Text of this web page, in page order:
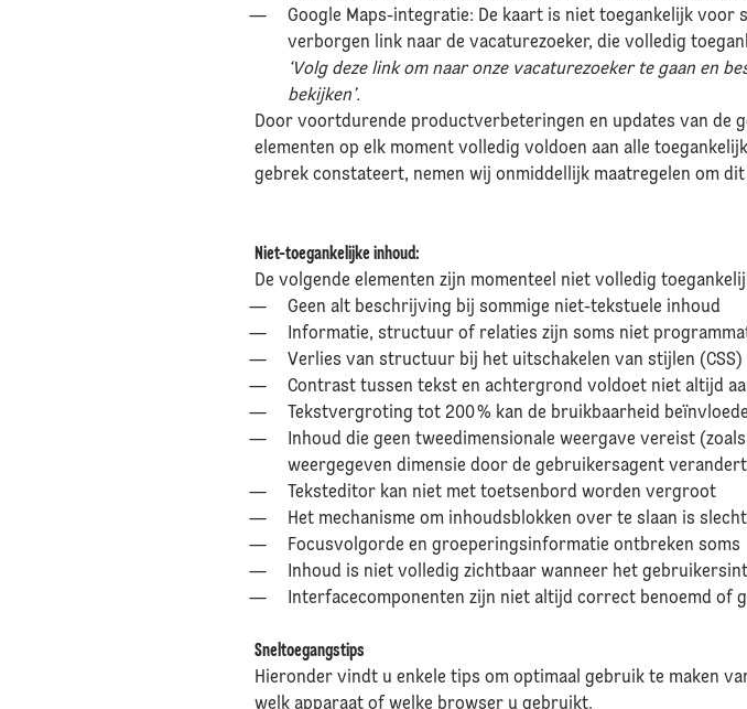
Google Maps-integratie: De kaart is niet toegankelijk
verborgen link naar de vacaturezoeker, die volledig
‘Volg deze link om naar onze vacaturezoeker te gaan en
bekijken’.
Door voortdurende productverbeteringen en updates van de
elementen op elk moment volledig voldoen aan alle
gebrek constateert, nemen wij onmiddellijk maatregelen om
Niet-toegankelijke inhoud:
De volgende elementen zijn momenteel niet volledig
Geen alt beschrijving bij sommige niet-tekstuele inhoud
Informatie, structuur of relaties zijn soms niet
Verlies van structuur bij het uitschakelen van stijlen (CSS)
Contrast tussen tekst en achtergrond voldoet niet altijd
Tekstvergroting tot 200 % kan de bruikbaarheid
Inhoud die geen tweedimensionale weergave vereist
weergegeven dimensie door de gebruikersagent
Teksteditor kan niet met toetsenbord worden vergroot
Het mechanisme om inhoudsblokken over te slaan is
Focusvolgorde en groeperingsinformatie ontbreken soms
Inhoud is niet volledig zichtbaar wanneer het
Interfacecomponenten zijn niet altijd correct benoemd of
Sneltoegangstips
Hieronder vindt u enkele tips om optimaal gebruik te maken
welk apparaat of welke browser u gebruikt.